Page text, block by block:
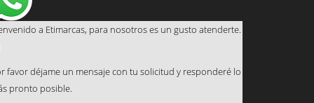
a Etimarcas, para nosotros es un gusto atenderte.
favor déjame un mensaje con tu solicitud y responderé lo
pronto posible.